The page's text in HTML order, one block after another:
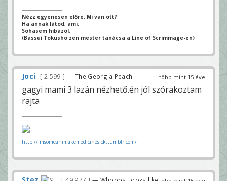
Nézz egyenesen előre. Mi van ott?
Ha annak látod, ami,
Sohasem hibázol.
(Bassui Tokusho zen mester tanácsa a Line of Scrimmage-en)
több mint 15 éve
Joci 2 599 — The Georgia Peach
gagyi mami 3 lazán nézhető.én jól szórakoztam
rajta
http://imsomeanimakemedicinesick.tumblr.com/